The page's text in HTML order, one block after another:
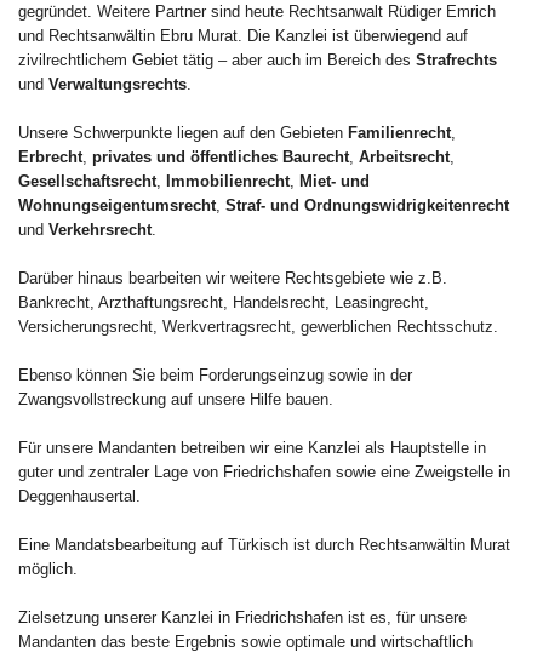
gegründet. Weitere Partner sind heute Rechtsanwalt Rüdiger Emrich
und Rechtsanwältin Ebru Murat. Die Kanzlei ist überwiegend auf
zivilrechtlichem Gebiet tätig – aber auch im Bereich des Strafrechts
und Verwaltungsrechts
Unsere Schwerpunkte liegen auf den Gebieten Familienrecht
Erbrecht privates und öffentliches Baurecht Arbeitsrecht
Gesellschaftsrecht Immobilienrecht Miet- und
Wohnungseigentumsrecht Straf- und Ordnungswidrigkeitenrecht
und Verkehrsrecht
Darüber hinaus bearbeiten wir weitere Rechtsgebiete wie z.B.
Bankrecht, Arzthaftungsrecht, Handelsrecht, Leasingrecht,
Versicherungsrecht, Werkvertragsrecht, gewerblichen Rechtsschutz.
Ebenso können Sie beim Forderungseinzug sowie in der
Zwangsvollstreckung auf unsere Hilfe bauen.
Für unsere Mandanten betreiben wir eine Kanzlei als Hauptstelle in
guter und zentraler Lage von Friedrichshafen sowie eine Zweigstelle in
Deggenhausertal.
Eine Mandatsbearbeitung auf Türkisch ist durch Rechtsanwältin Murat
möglich.
Zielsetzung unserer Kanzlei in Friedrichshafen ist es, für unsere
Mandanten das beste Ergebnis sowie optimale und wirtschaftlich